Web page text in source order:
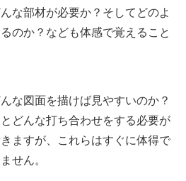
な部材が必要か？そしてどのよ
のか？なども体感で覚えること
な図面を描けば見やすいのか？
どんな打ち合わせをする必要が
ますが、これらはすぐに体得で
せん。